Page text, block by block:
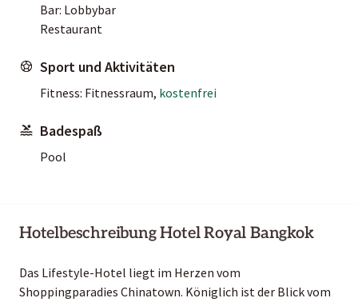
Bar: Lobbybar
Restaurant
Sport und Aktivitäten
Fitness: Fitnessraum, kostenfrei
Badespaß
Pool
Hotelbeschreibung Hotel Royal Bangkok
Das Lifestyle-Hotel liegt im Herzen vom
Shoppingparadies Chinatown. Königlich ist der Blick vom